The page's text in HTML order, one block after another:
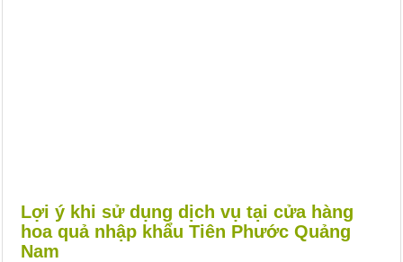
Lợi ý khi sử dụng dịch vụ tại cửa hàng
hoa quả nhập khẩu Tiên Phước Quảng
Nam